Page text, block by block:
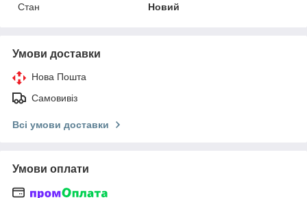
Стан
Новий
Умови доставки
Нова Пошта
Самовивіз
Всі умови доставки
Умови оплати